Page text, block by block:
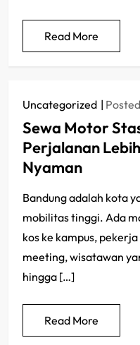
Read More
Uncategorized
Sewa Motor
Perjalanan
Nyaman
Bandung adalah kota
mobilitas tinggi. Ada
kos ke kampus,
meeting, wisatawan
hingga […]
Read More